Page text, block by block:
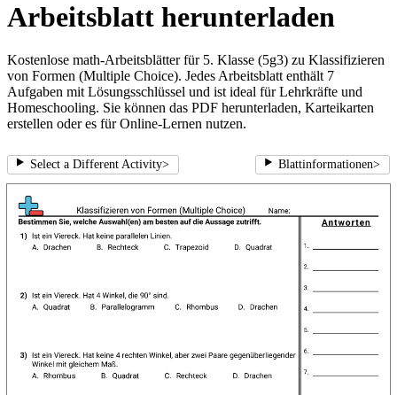
Arbeitsblatt herunterladen
Kostenlose math-Arbeitsblätter für 5. Klasse (5g3) zu Klassifizieren
von Formen (Multiple Choice). Jedes Arbeitsblatt enthält 7
Aufgaben mit Lösungsschlüssel und ist ideal für Lehrkräfte und
Homeschooling. Sie können das PDF herunterladen, Karteikarten
erstellen oder es für Online-Lernen nutzen.
Select a Different Activity> Blattinformationen>